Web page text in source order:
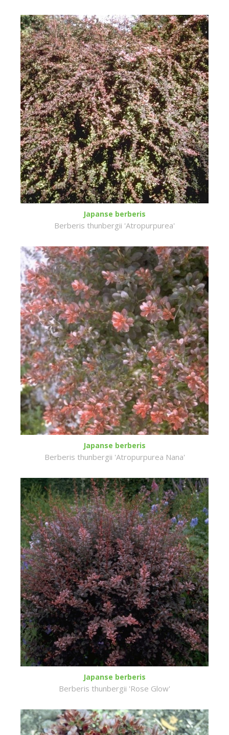
Japanse berberis
Berberis thunbergii 'Atropurpurea'
Japanse berberis
Berberis thunbergii 'Atropurpurea Nana'
Japanse berberis
Berberis thunbergii 'Rose Glow'